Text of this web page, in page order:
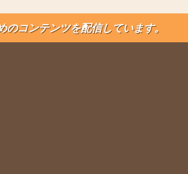
のコンテンツを配信しています。